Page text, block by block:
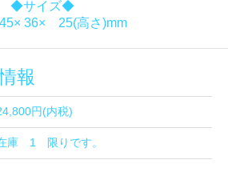
◆サイズ◆
36× 25(高さ)mm
報
円(内税)
庫 1 限りです。